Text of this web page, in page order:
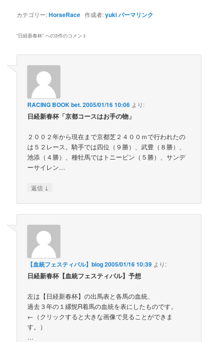
カテゴリー:HorseRace 作成者:yukiパーマリンク
“日経新春杯” への3件のコメント
RACING BOOK bet.2005/01/16 10:06 より:
日経新春杯「京都コースはお手の物」
２００２年から現在まで京都芝２４００ｍで行われたの
は５２レース。騎手では四位（９勝）、武豊（８勝）、
池添（４勝）、種牡馬ではトニービン（５勝）、サンデ
ーサイレン…
返信 ↓
【血統フェスティバル】blog2005/01/16 10:39 より:
日経新春杯【血統フェスティバル】予想
左は【日経新春杯】の出馬表と各馬の血統、
過去３年の１縲怩R着馬の血統を表にしたものです。
←（クリックすると大きな画像で見ることができま
す。）
…